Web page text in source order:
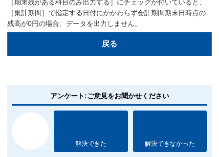
［期末残がある科目のみ出力する］にチェックが付いていると、
［集計期間］で指定する日付にかかわらず会計期間期末日時点の
残高が0円の場合、データを出力しません。
戻る
アンケート:ご意見をお聞かせください
解決できた 解決できなかった